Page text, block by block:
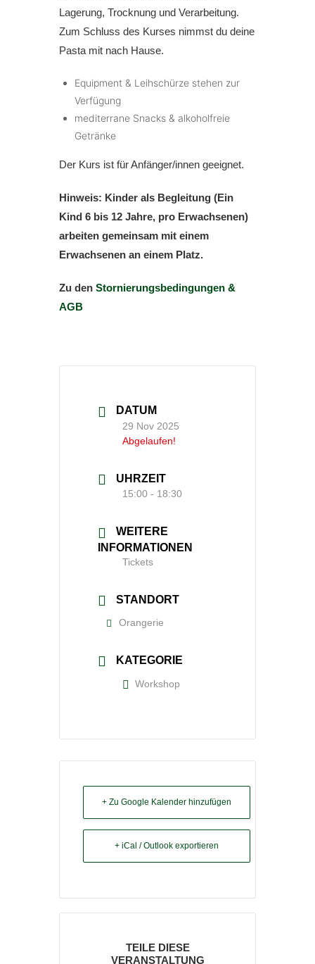
Lagerung, Trocknung und Verarbeitung.
Zum Schluss des Kurses nimmst du deine
Pasta mit nach Hause.
Equipment & Leihschürze stehen zur
Verfügung
mediterrane Snacks & alkoholfreie
Getränke
Der Kurs ist für Anfänger/innen geeignet.
Hinweis: Kinder als Begleitung (Ein
Kind 6 bis 12 Jahre, pro Erwachsenen)
arbeiten gemeinsam mit einem
Erwachsenen an einem Platz.
Zu den Stornierungsbedingungen &
AGB
DATUM
29 Nov 2025
Abgelaufen!
UHRZEIT
15:00 - 18:30
WEITERE
INFORMATIONEN
Tickets
STANDORT
Orangerie
KATEGORIE
Workshop
+ Zu Google Kalender hinzufügen
+ iCal / Outlook exportieren
TEILE DIESE
VERANSTALTUNG